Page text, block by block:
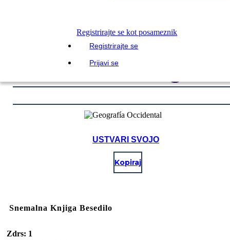
Registrirajte se kot posameznik
Registrirajte se
Prijavi se
USTVARI SVOJO
Kopiraj
Snemalna Knjiga Besedilo
Zdrs: 1